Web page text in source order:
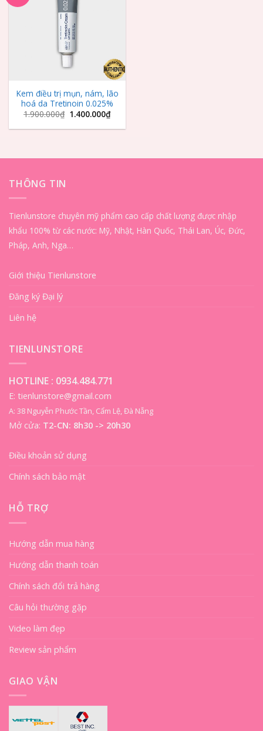
Kem điều trị mụn, nám, lão
hoá da Tretinoin 0.025%
1.900.000₫ 1.400.000₫
THÔNG TIN
Tienlunstore chuyên mỹ phẩm cao cấp chất lượng được nhập
khẩu 100% từ các nước: Mỹ, Nhật, Hàn Quốc, Thái Lan, Úc, Đức,
Pháp, Anh, Nga…
Giới thiệu Tienlunstore
Đăng ký Đại lý
Liên hệ
TIENLUNSTORE
HOTLINE : 0934.484.771
E: tienlunstore@gmail.com
A: 38 Nguyễn Phước Tần, Cẩm Lệ, Đà Nẵng
Mở cửa: T2-CN: 8h30 -> 20h30
Điều khoản sử dụng
Chính sách bảo mật
HỖ TRỢ
Hướng dẫn mua hàng
Hướng dẫn thanh toán
Chính sách đổi trả hàng
Câu hỏi thường gặp
Video làm đẹp
Review sản phẩm
GIAO VẬN